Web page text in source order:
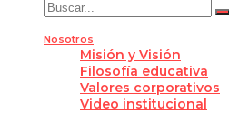
Nosotros
Misión y Visión
Filosofía educativa
Valores corporativos
Video institucional